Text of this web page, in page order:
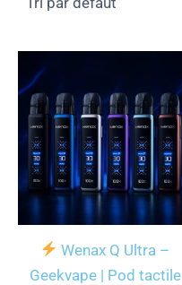
Wenax Q Ultra –
Geekvape | Pod tactile